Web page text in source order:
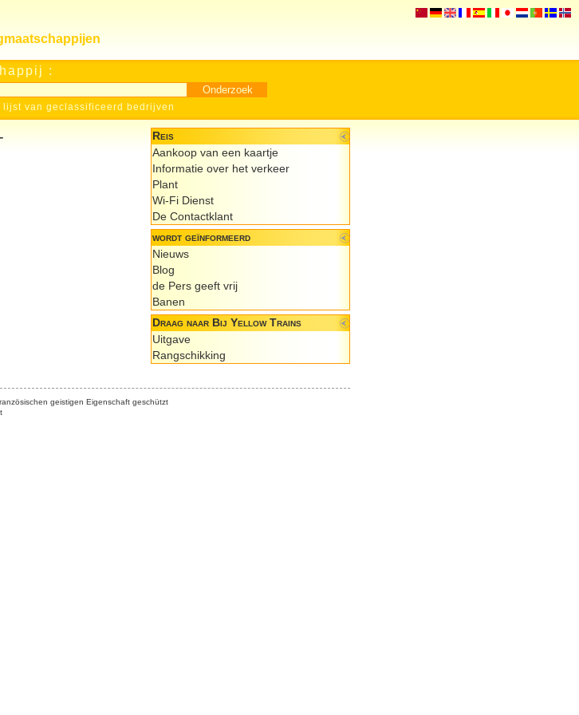
:
van geclassificeerd bedrijven
Reis
Aankoop van een kaartje
Informatie over het verkeer
Plant
Wi-Fi Dienst
De Contactklant
wordt geïnformeerd
Nieuws
Blog
de Pers geeft vrij
Banen
Draag naar Bij Yellow Trains
Uitgave
Rangschikking
geistigen Eigenschaft geschützt